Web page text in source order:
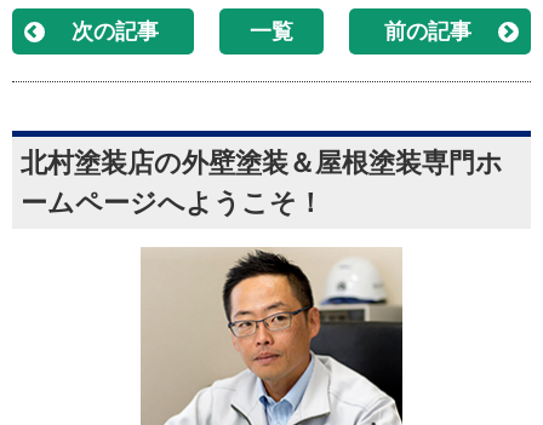
次の記事 一覧 前の記事
北村塗装店の外壁塗装＆屋根塗装専門ホ
ームページへようこそ！